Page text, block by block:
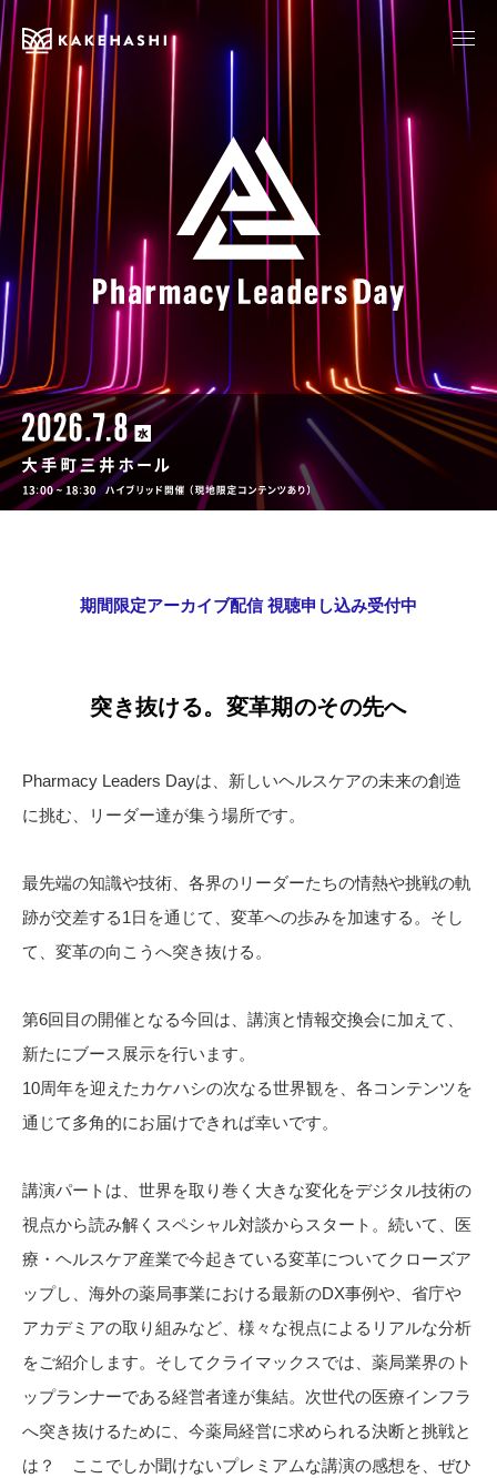
期間限定アーカイブ配信 視聴申し込み受付中
突き抜ける。変革期のその先へ
Pharmacy Leaders Dayは、新しいヘルスケアの未来の創造
に挑む、リーダー達が集う場所です。
最先端の知識や技術、各界のリーダーたちの情熱や挑戦の軌
跡が交差する1日を通じて、変革への歩みを加速する。そし
て、変革の向こうへ突き抜ける。
第6回目の開催となる今回は、講演と情報交換会に加えて、
新たにブース展示を行います。
10周年を迎えたカケハシの次なる世界観を、各コンテンツを
通じて多角的にお届けできれば幸いです。
講演パートは、世界を取り巻く大きな変化をデジタル技術の
視点から読み解くスペシャル対談からスタート。続いて、医
療・ヘルスケア産業で今起きている変革についてクローズア
ップし、海外の薬局事業における最新のDX事例や、省庁や
アカデミアの取り組みなど、様々な視点によるリアルな分析
をご紹介します。そしてクライマックスでは、薬局業界のト
ップランナーである経営者達が集結。次世代の医療インフラ
へ突き抜けるために、今薬局経営に求められる決断と挑戦と
は？ ここでしか聞けないプレミアムな講演の感想を、ぜひ